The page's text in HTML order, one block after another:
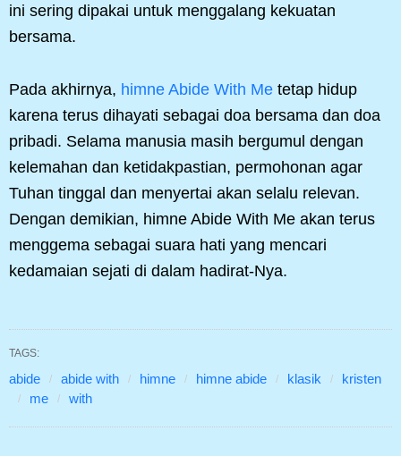
ini sering dipakai untuk menggalang kekuatan
bersama.
Pada akhirnya, himne Abide With Me tetap hidup
karena terus dihayati sebagai doa bersama dan doa
pribadi. Selama manusia masih bergumul dengan
kelemahan dan ketidakpastian, permohonan agar
Tuhan tinggal dan menyertai akan selalu relevan.
Dengan demikian, himne Abide With Me akan terus
menggema sebagai suara hati yang mencari
kedamaian sejati di dalam hadirat-Nya.
TAGS:
abide abide with himne himne abide klasik
kristen
me
with